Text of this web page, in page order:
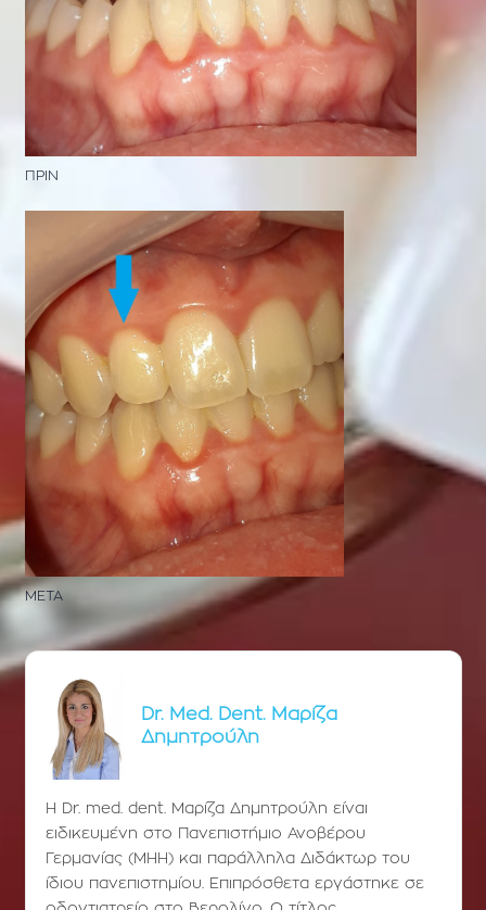
ΠΡΙΝ
ΜΕΤΑ
Dr. Med. Dent. Μαρίζα
Δημητρούλη
Η Dr. med. dent. Μαρίζα Δημητρούλη είναι
ειδικευμένη στο Πανεπιστήμιο Ανοβέρου
Γερμανίας (ΜΗΗ) και παράλληλα Διδάκτωρ του
ίδιου πανεπιστημίου. Επιπρόσθετα εργάστηκε σε